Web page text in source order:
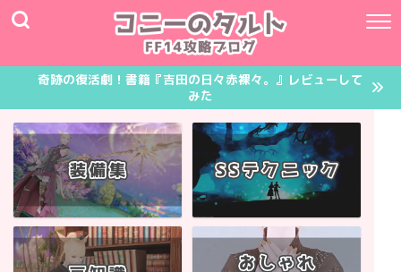
奇跡の復活劇！書籍『吉田の日々赤裸々。』レビューして
みた